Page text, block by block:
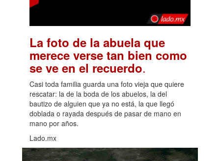
La foto de la abuela que
merece verse tan bien como
se ve en el recuerdo.
Casi toda familia guarda una foto vieja que quiere
rescatar: la de la boda de los abuelos, la del
bautizo de alguien que ya no está, la que llegó
doblada o rayada después de pasar de mano en
mano por años.
Lado.mx